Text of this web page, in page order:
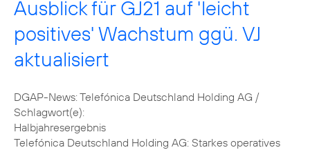
Ausblick für GJ21 auf 'leicht
positives' Wachstum ggü. VJ
aktualisiert
DGAP-News: Telefónica Deutschland Holding AG /
Schlagwort(e):
Halbjahresergebnis
Telefónica Deutschland Holding AG: Starkes operatives